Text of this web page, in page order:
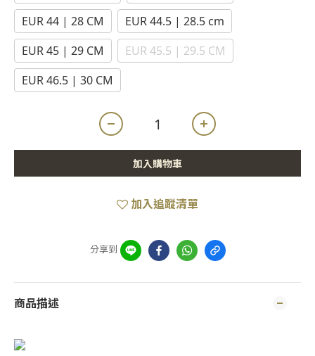
EUR 44 | 28 CM
EUR 44.5 | 28.5 cm
EUR 45 | 29 CM
EUR 45.5 | 29.5 CM
EUR 46.5 | 30 CM
加入購物車
加入追蹤清單
分享到
商品描述